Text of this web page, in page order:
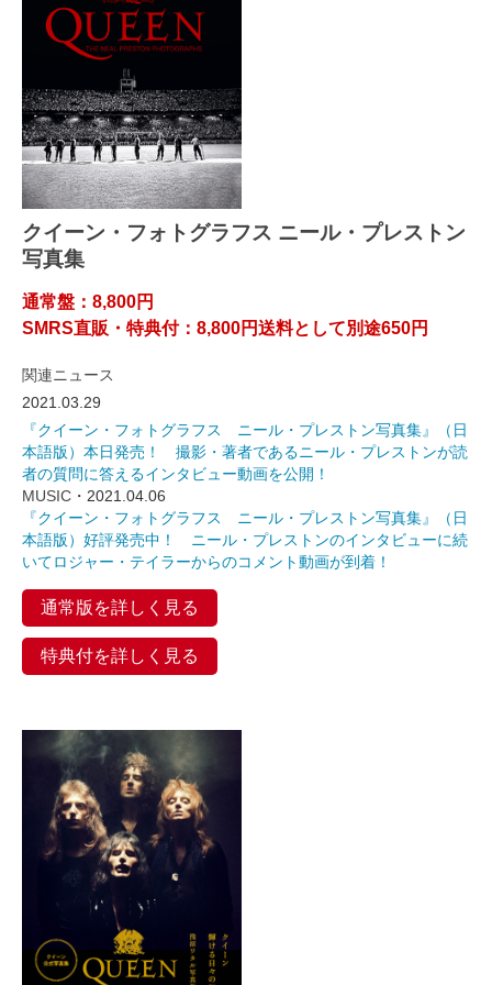
クイーン・フォトグラフス ニール・プレストン
写真集
通常盤：8,800円
SMRS直販・特典付：8,800円送料として別途650円
関連ニュース
2021.03.29
『クイーン・フォトグラフス ニール・プレストン写真集』（日
本語版）本日発売！ 撮影・著者であるニール・プレストンが読
者の質問に答えるインタビュー動画を公開！
MUSIC ・2021.04.06
『クイーン・フォトグラフス ニール・プレストン写真集』（日
本語版）好評発売中！ ニール・プレストンのインタビューに続
いてロジャー・テイラーからのコメント動画が到着！
通常版を詳しく見る
特典付を詳しく見る